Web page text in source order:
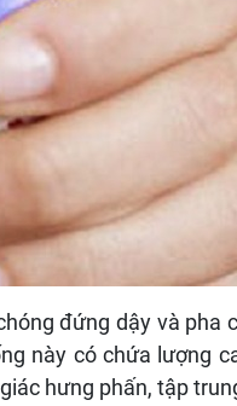
đứng dậy và
này có chứa lượng
hưng phấn, tập